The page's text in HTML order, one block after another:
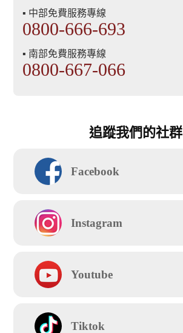
▪ 中部免費服務專線
0800-666-693
▪ 南部免費服務專線
0800-667-066
追蹤我們的社群
Facebook
Instagram
Youtube
Tiktok